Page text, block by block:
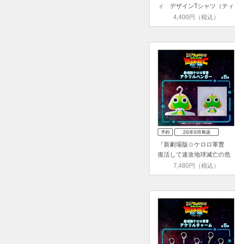
ィ デザインTシャツ（ティ
ザー／…4,400円（税込）
『新劇場版☆ケロロ軍曹
復活して速攻地球滅亡の危
機で…7,480円（税込）